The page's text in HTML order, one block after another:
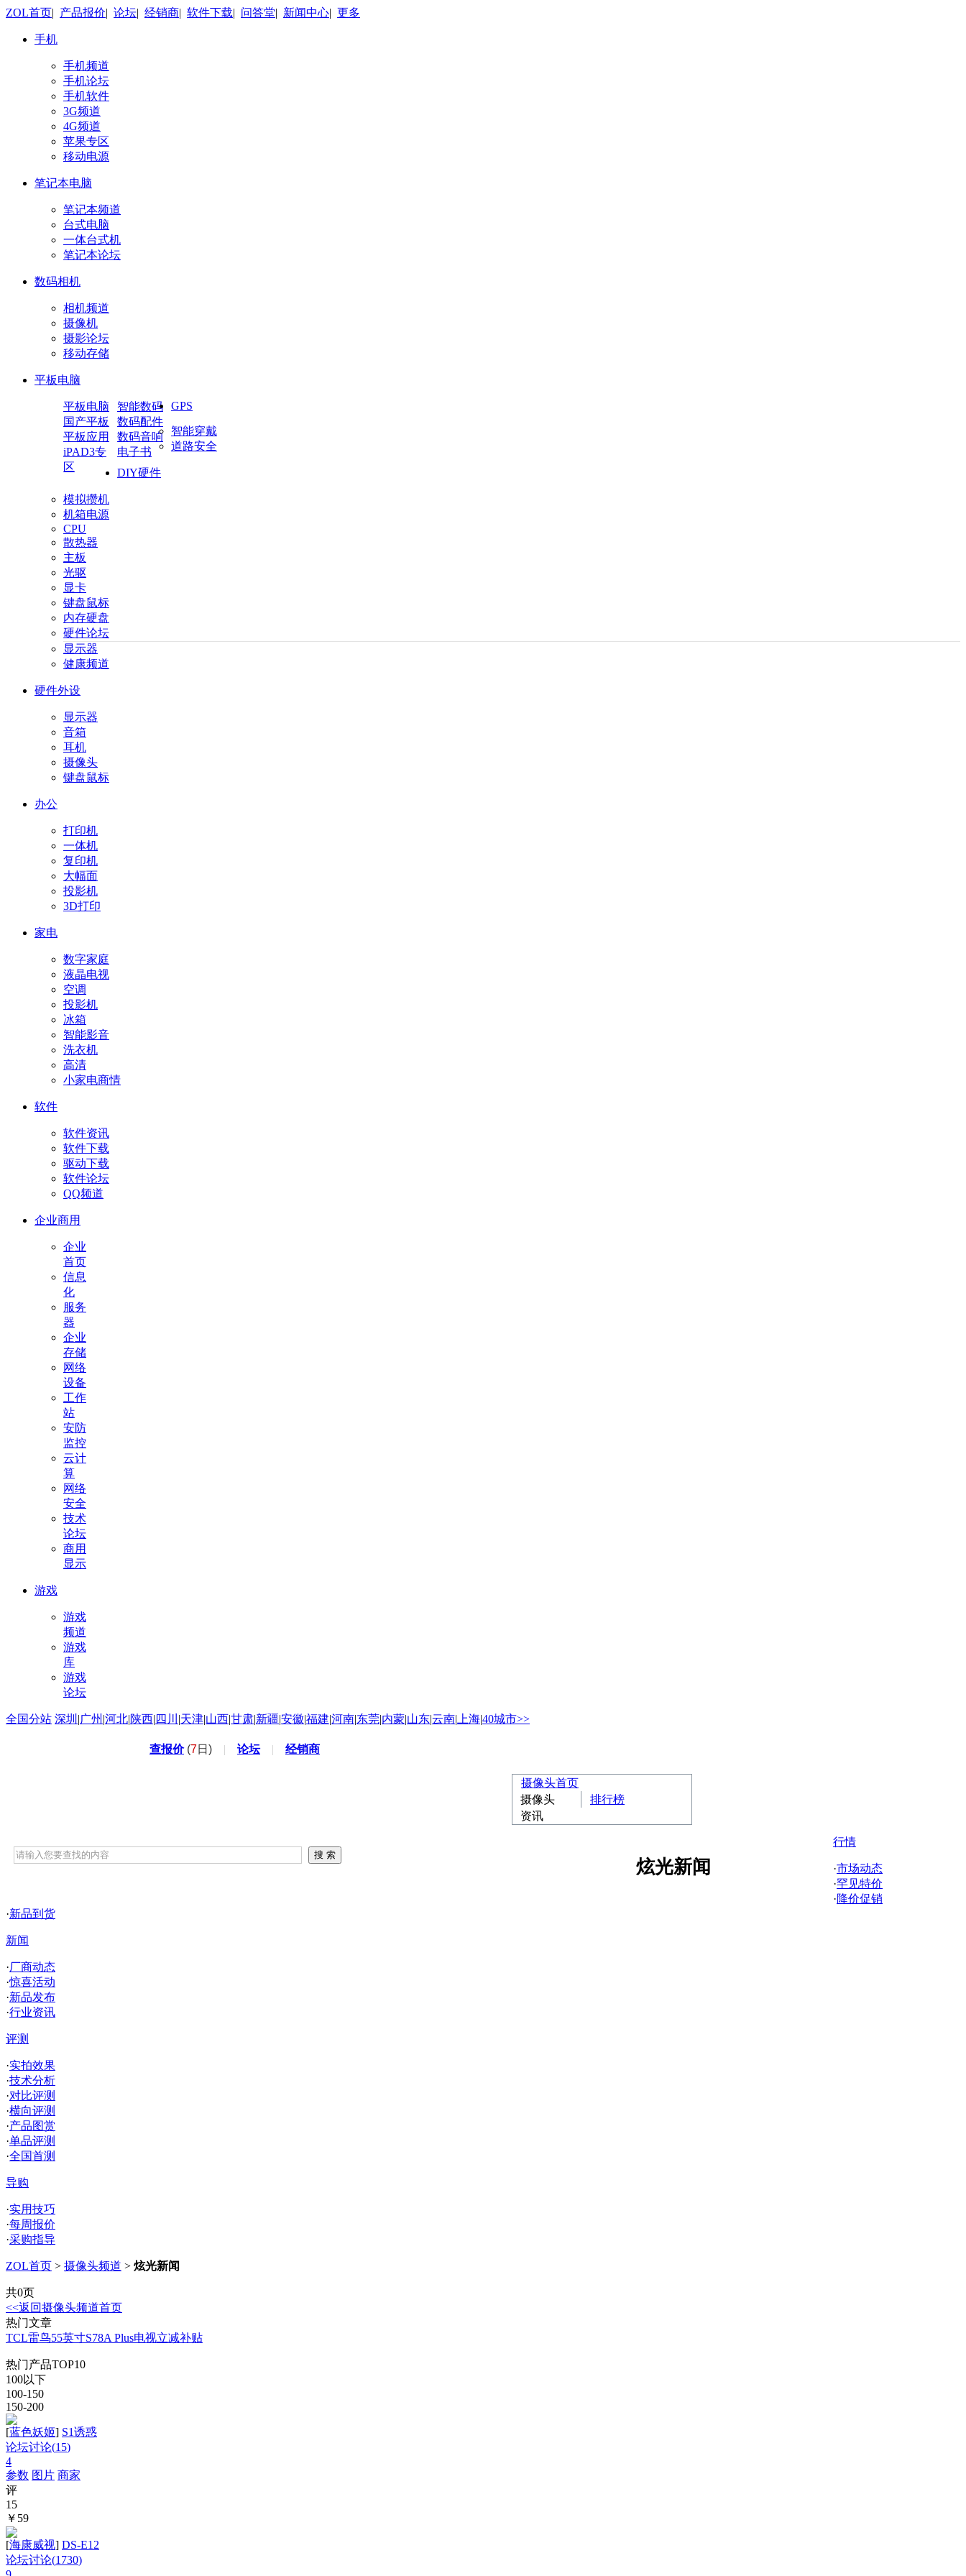
ZOL首页| 产品报价| 论坛| 经销商| 软件下载| 问答堂| 新闻中心| 更多
手机
手机频道
手机论坛
手机软件
3G频道
4G频道
苹果专区
移动电源
笔记本电脑
笔记本频道
台式电脑
一体台式机
笔记本论坛
数码相机
相机频道
摄像机
摄影论坛
移动存储
平板电脑
平板电脑
智能数码
国产平板
数码配件
平板应用
数码音响
iPAD3专
区
电子书
GPS
智能穿戴
道路安全
DIY硬件
模拟攒机
机箱电源
CPU
散热器
主板
光驱
显卡
键盘鼠标
内存硬盘
硬件论坛
显示器
健康频道
硬件外设
显示器
音箱
耳机
摄像头
键盘鼠标
办公
打印机
一体机
复印机
大幅面
投影机
3D打印
家电
数字家庭
液晶电视
空调
投影机
冰箱
智能影音
洗衣机
高清
小家电商情
软件
软件资讯
软件下载
驱动下载
软件论坛
QQ频道
企业商用
企业
首页
信息
化
服务
器
企业
存储
网络
设备
工作
站
安防
监控
云计
算
网络
安全
技术
论坛
商用
显示
游戏
游戏
频道
游戏
库
游戏
论坛
全国分站 深圳 |广州 |河北|陕西| 四川 |天津|山西|甘肃|新疆|安徽|福建|河南|东莞|内蒙|山东|云南| 上海|40城市>>
查报价 (7日) | 论坛| 经销商
摄像头首页
摄像头
资讯
排行榜
炫光新闻
行情
·市场动态
·罕见特价
·降价促销
·新品到货
新闻
·厂商动态
·惊喜活动
·新品发布
·行业资讯
评测
·实拍效果
·技术分析
·对比评测
·横向评测
·产品图赏
·单品评测
·全国首测
导购
·实用技巧
·每周报价
·采购指导
ZOL首页 > 摄像头频道 > 炫光新闻
共0页
<<返回摄像头频道首页
热门文章
TCL雷鸟55英寸S78A Plus电视立减补贴
热门产品TOP10
100以下
100-150
150-200
[蓝色妖姬] S1诱惑
论坛讨论(15)
4
参数 图片 商家
评
15
￥59
[海康威视] DS-E12
论坛讨论(1730)